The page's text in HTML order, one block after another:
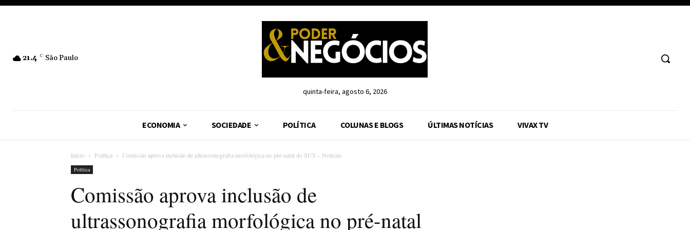
21.4 C São Paulo
quinta-feira, agosto 6, 2026
ECONOMIA SOCIEDADE POLÍTICA COLUNAS E BLOGS ÚLTIMAS NOTÍCIAS VIVAX TV
Início Política Comissão aprova inclusão de ultrassonografia morfológica no pré-natal do SUS – Notícias
Política
Comissão aprova inclusão de
ultrassonografia morfológica no pré-natal